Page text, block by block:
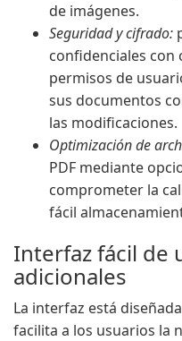
de imágenes.
Seguridad y cifrado:
confidenciales con
permisos de
sus documentos
las modificaciones.
Optimización de
PDF mediante
comprometer la
fácil
Interfaz fácil de
adicionales
La interfaz está
facilita a los usuarios la